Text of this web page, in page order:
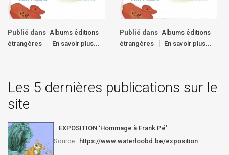
Publié dans Albums éditions
étrangères
En savoir plus...
Publié dans Albums éditions
étrangères
En savoir plus...
Les 5 dernières publications sur le
site
EXPOSITION ‘Hommage à Frank Pé’
Source : https://www.waterloobd.be/exposition